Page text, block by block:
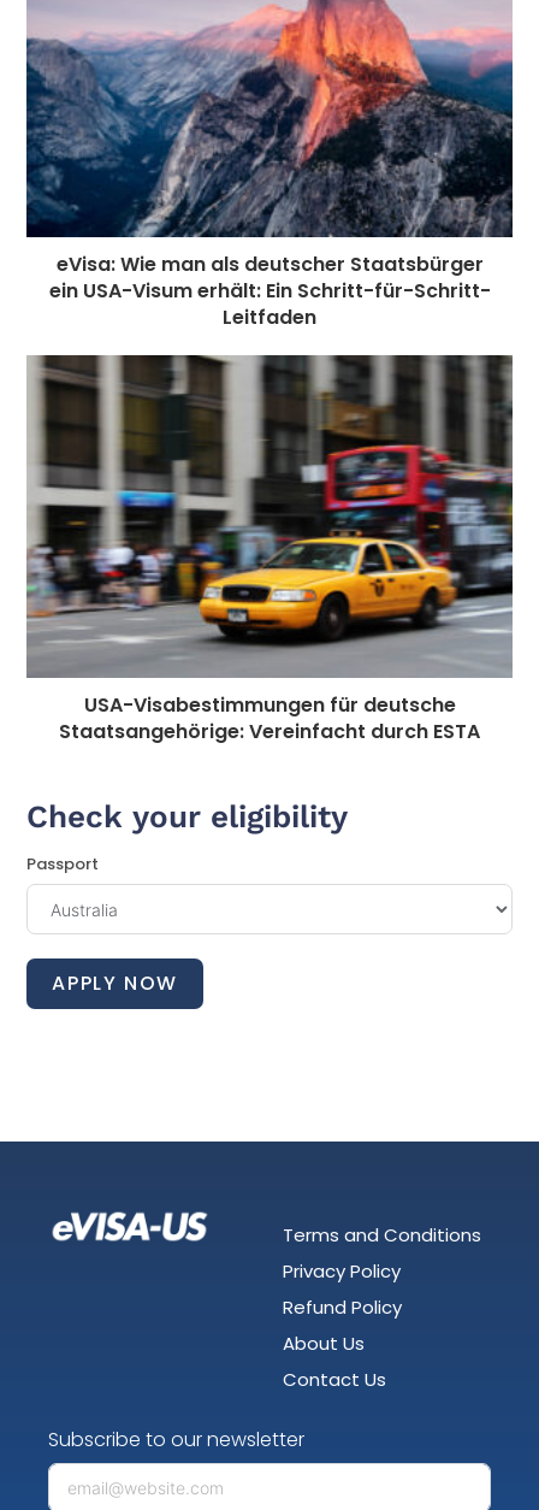
eVisa: Wie man als deutscher Staatsbürger
ein USA-Visum erhält: Ein Schritt-für-Schritt-
Leitfaden
USA-Visabestimmungen für deutsche
Staatsangehörige: Vereinfacht durch ESTA
Check your eligibility
Passport
APPLY NOW
Terms and Conditions
Privacy Policy
Refund Policy
About Us
Contact Us
Subscribe to our newsletter